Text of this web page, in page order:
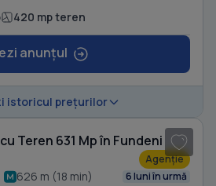
420 mp teren
anunțul
istoricul prețurilor
Teren 631 Mp în Fundeni
Agenție
626 m (18 min) 6 luni în urmă